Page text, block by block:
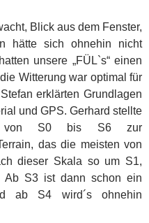
Blick aus dem Fenster,
hätte sich ohnehin nicht
unsere „FÜL`s“ einen
Witterung war optimal für
erklärten Grundlagen
und GPS. Gerhard stellte
von S0 bis S6 zur
das die meisten von
dieser Skala so um S1,
Ab S3 ist dann schon ein
ab S4 wird´s ohnehin